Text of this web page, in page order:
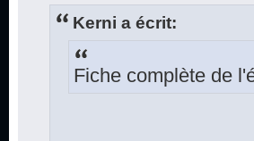
Kerni a écrit:
Fiche complète de